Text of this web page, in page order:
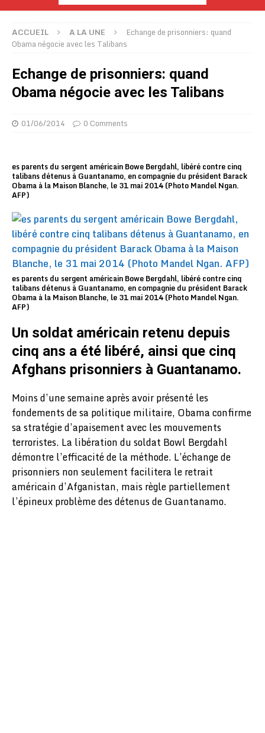
ACCUEIL A LA UNE
Echange de prisonniers: quand
Obama négocie avec les Talibans
Echange de prisonniers: quand
Obama négocie avec les Talibans
01/06/2014 0 Comments
es parents du sergent américain Bowe Bergdahl, libéré contre cinq
talibans détenus à Guantanamo, en compagnie du président Barack
Obama à la Maison Blanche, le 31 mai 2014 (Photo Mandel Ngan.
AFP)
es parents du sergent américain Bowe Bergdahl, libéré contre cinq
talibans détenus à Guantanamo, en compagnie du président Barack
Obama à la Maison Blanche, le 31 mai 2014 (Photo Mandel Ngan.
AFP)
Un soldat américain retenu depuis
cinq ans a été libéré, ainsi que cinq
Afghans prisonniers à Guantanamo.
Moins d’une semaine après avoir présenté les
fondements de sa politique militaire, Obama confirme
sa stratégie d’apaisement avec les mouvements
terroristes. La libération du soldat Bowl Bergdahl
démontre l’efficacité de la méthode. L’échange de
prisonniers non seulement facilitera le retrait
américain d’Afganistan, mais règle partiellement
l’épineux problème des détenus de Guantanamo.